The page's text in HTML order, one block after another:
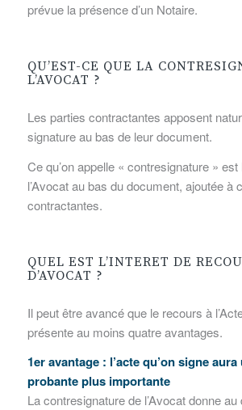
prévue la présence d’un Notaire.
QU’EST-CE QUE LA
L’AVOCAT ?
Les parties contractantes apposent
signature au bas de leur document.
Ce qu’on appelle « contresignature »
l’Avocat au bas du document, ajoutée à
contractantes.
QUEL EST L’INTERET DE
D’AVOCAT ?
Il peut être avancé que le recours à
présente au moins quatre avantages.
1er avantage : l’acte qu’on signe
probante plus importante
La contresignature de l’Avocat donne